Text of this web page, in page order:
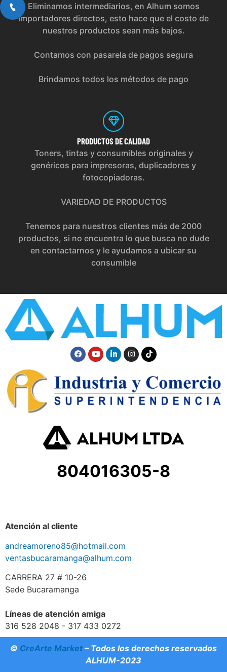
Eliminamos intermediarios, en Alhum somos
importadores directos, esto hace que el costo de
nuestros productos sean más bajos.
Contamos con pasarela de pagos segura
Brindamos todos los métodos de pago
PRODUCTOS DE CALIDAD
Toners, tintas y consumibles originales y
genéricos para impresoras, duplicadores y
fotocopiadoras.
VARIEDAD DE PRODUCTOS
Tenemos para nuestros clientes más de 2000
productos, si no encuentra lo que busca no dude
en contactarnos y le ayudamos a ubicar su
consumible
804016305-8
Atención al cliente
andreamoreno85@hotmail.com
ventasbucaramanga@alhum.com
CARRERA 27 # 10-26
Sede Bucaramanga
Líneas de atención amiga
316 528 2048 - 317 433 0272
© CreArte Market – Todos los derechos reservados
ALHUM-2023